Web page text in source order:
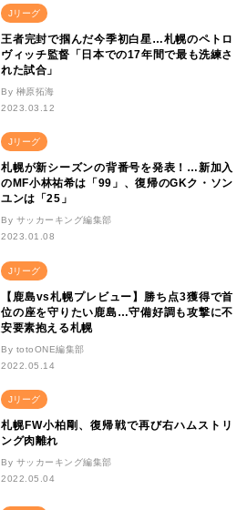
Jリーグ
王者完封で掴んだ今季初白星…札幌のペトロ
ヴィッチ監督「日本での17年間で最も洗練さ
れた試合」
By 榊原拓海
2023.03.12
Jリーグ
札幌が新シーズンの背番号を発表！…新加入
のMF小林祐希は「99」、復帰のGKク・ソン
ユンは「25」
By サッカーキング編集部
2023.01.08
Jリーグ
【鹿島vs札幌プレビュー】勝ち点3獲得で首
位の座を守りたい鹿島…守備好調も攻撃に不
安要素抱える札幌
By totoONE編集部
2022.05.14
Jリーグ
札幌FW小柏剛、復帰戦で再び右ハムストリ
ング肉離れ
By サッカーキング編集部
2022.05.04